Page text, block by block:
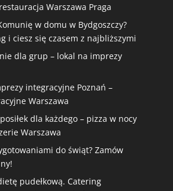
Warszawa Praga
w domu w Bydgoszczy?
i ciesz się czasem z najbliższymi
dla grup – lokal na imprezy
integracyjne Poznań –
Warszawa
dla każdego – pizza w nocy
Warszawa
do świąt? Zamów
pudełkową. Catering